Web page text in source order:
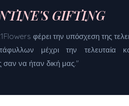
GIFTING
φέρει την υπόσχεση της
μέχρι την τελευταία
να ήταν δική μας."